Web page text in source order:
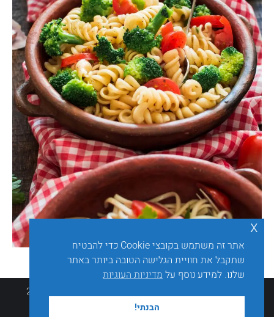
בניית אתרים לרופאים& שיווק דיגיטלי
אתר זה משתמש בקובצי Cookie כדי להבטיח
שתקבל את חוויית הגלישה הטובה ביותר באתר
שלנו. למידע נוסף עלמדיניות העוגיות
הבנתי!
x